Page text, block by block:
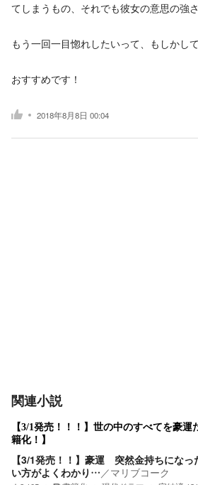
てしまうもの、それでも彼女の意思の強
もう一回一目惚れしたいって、もしかし
おすすめです！
2018年8月8日 00:04
関連小説
【3/1発売！！！】世の中のすべてを豪
籍化！】
【3/1発売！！】豪運 突然金持ちになっ
い方がよくわかり…／マリブコーク